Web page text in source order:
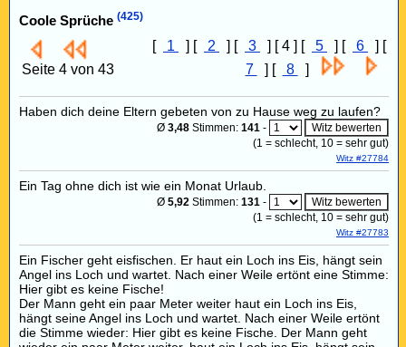
Coole Sprüche (425)
Seite 4 von 43
[ 1 ] [ 2 ] [ 3 ] [ 4 ] [ 5 ] [ 6
] [
7
] [ 8 ]
Haben dich deine Eltern gebeten von zu Hause weg zu laufen?
Ø 3,48 Stimmen: 141 -
(1 = schlecht, 10 = sehr gut)
Witz #27784
Ein Tag ohne dich ist wie ein Monat Urlaub.
Ø 5,92 Stimmen: 131 -
(1 = schlecht, 10 = sehr gut)
Witz #27783
Ein Fischer geht eisfischen. Er haut ein Loch ins Eis, hängt sein
Angel ins Loch und wartet. Nach einer Weile ertönt eine Stimme:
Hier gibt es keine Fische!
Der Mann geht ein paar Meter weiter haut ein Loch ins Eis,
hängt seine Angel ins Loch und wartet. Nach einer Weile ertönt
die Stimme wieder: Hier gibt es keine Fische. Der Mann geht